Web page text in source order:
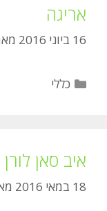
אריגה
16 ביוני 2016
קטגוריות
כללי
איב סאן
18 במאי 2016